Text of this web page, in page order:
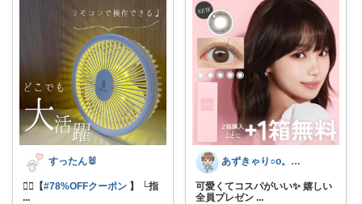
すったん🐰
🏃‍♀️【#78%OFFクーポン 】 └指
...
あずきゃり○o。.🐟🐠
可愛くてコスパがいい✨ 嬉しい
全員プレゼン ...